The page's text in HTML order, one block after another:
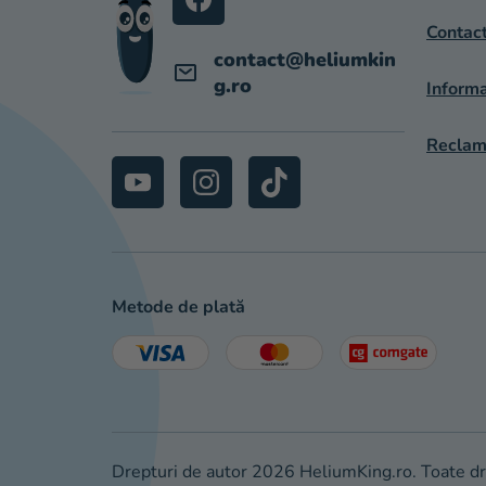
contact@heliumkin
g.ro
Metode de plată
Drepturi de autor 2026 HeliumKing.ro. Toate